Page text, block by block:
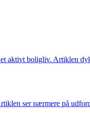
aktivt boligliv. Artiklen
ser nærmere på